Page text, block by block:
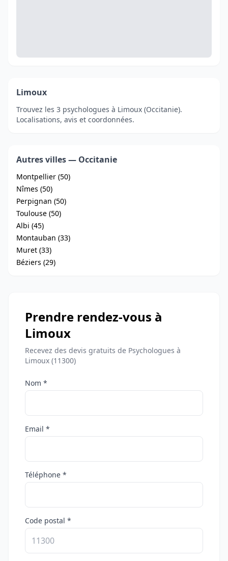
Limoux
Trouvez les 3 psychologues à Limoux (Occitanie).
Localisations, avis et coordonnées.
Autres villes — Occitanie
Montpellier (50)
Nîmes (50)
Perpignan (50)
Toulouse (50)
Albi (45)
Montauban (33)
Muret (33)
Béziers (29)
Prendre rendez-vous à
Limoux
Recevez des devis gratuits de Psychologues à
Limoux (11300)
Nom *
Email *
Téléphone *
Code postal *